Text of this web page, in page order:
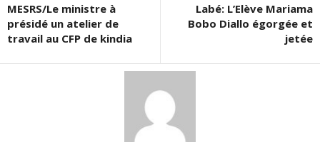
MESRS/Le ministre à
présidé un atelier de
travail au CFP de kindia
Labé: L’Elève Mariama
Bobo Diallo égorgée et
jetée